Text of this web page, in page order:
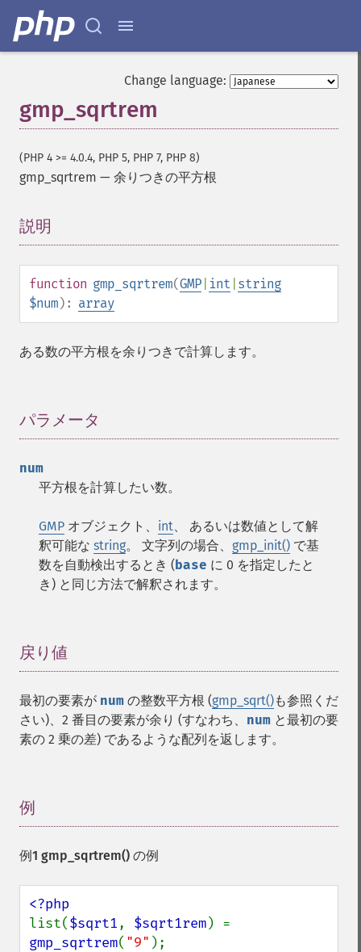
Change language:
gmp_sqrtrem
(PHP 4 >= 4.0.4, PHP 5, PHP 7, PHP 8)
gmp_sqrtrem — 余りつきの平方根
説明
function gmp_sqrtrem(GMP int string
$num): array
ある数の平方根を余りつきで計算します。
パラメータ
num
平方根を計算したい数。
GMP オブジェクト、 int、 あるいは数値として解
釈可能な string。 文字列の場合、 gmp_init() で基
数を自動検出するとき (base に 0 を指定したと
き) と同じ方法で解釈されます。
戻り値
最初の要素が num の整数平方根 (gmp_sqrt()も参照くだ
さい)、2 番目の要素が余り (すなわち、 num と最初の要
素の 2 乗の差) であるような配列を返します。
例
例1 gmp_sqrtrem() の例
list($sqrt1, $sqrt1rem
gmp_sqrtrem( "9" );